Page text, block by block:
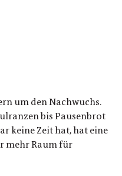
um den Nachwuchs.
bis Pausenbrot
keine Zeit hat, hat eine
mehr Raum für